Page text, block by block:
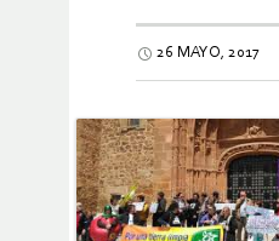
26 MAYO, 2017